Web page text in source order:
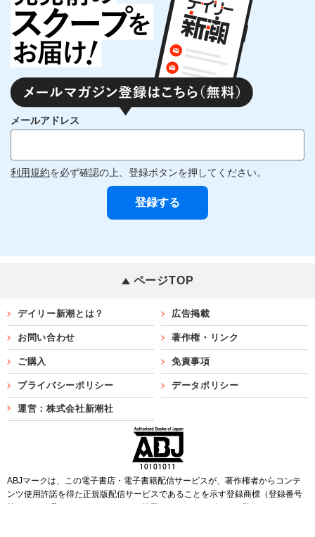
メールアドレス
利用規約を必ず確認の上、登録ボタンを押してください。
ページTOP
デイリー新潮とは？ 広告掲載
お問い合わせ 著作権・リンク
ご購入 免責事項
プライバシーポリシー データポリシー
運営：株式会社新潮社
ABJマークは、この電子書店・電子書籍配信サービスが、著作権者からコンテ
ンツ使用許諾を得た正規版配信サービスであることを示す登録商標（登録番号